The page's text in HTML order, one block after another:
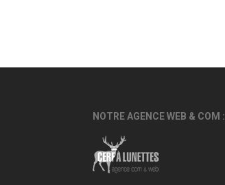
NOTRE AGENCE WEB & COM :